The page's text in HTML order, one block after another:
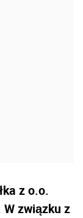
z o.o.
związku z